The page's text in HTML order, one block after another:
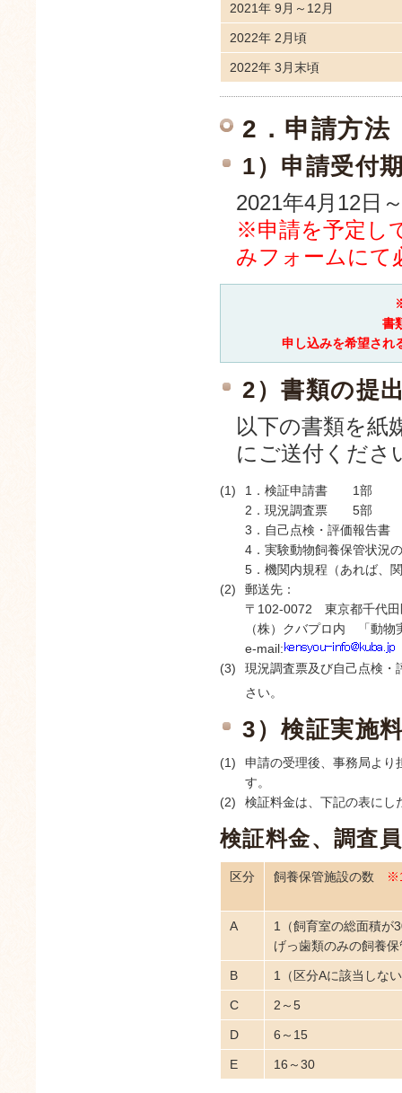
2021年 9月～12月
2022年 2月頃
2022年 3月末頃
2．申請方法
1）申請受付
2021年4月12日
※申請を予定し
みフォームにて
書
申し込みを希望さ
2）書類の提
以下の書類を紙
にご送付くださ
(1)
1．検証申請書 1部
2．現況調査票 5部
3．自己点検・評価報告
4．実験動物飼養保管状
5．機関内規程（あれば
(2)
郵送先：
〒102-0072 東京都千代田
（株）クバプロ内 「動物
e-mail:
(3)
現況調査票及び自己点検・
さい。
3）検証実施
(1)
申請の受理後、事務局より
す。
(2)
検証料金は、下記の表にし
検証料金、調査
区分 飼養保管施設の数
A
1（飼育室の総面積が
げっ歯類のみの飼養
B 1（区分Aに該当しな
C 2～5
D 6～15
E 16～30